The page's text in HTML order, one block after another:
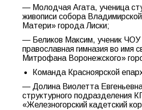
— Молодчая Агата, ученица
живописи собора
Матери» города Лиски;
— Беликов Максим, ученик
православная гимназия во имя
Митрофана Воронежского»
Команда Красноярской
— Долина Виолетта
структурного подразделения
«Железногорский кадетский